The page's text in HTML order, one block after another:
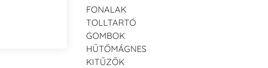
FONALAK
TOLLTARTÓ
GOMBOK
HŰTŐMÁGNES
KITŰZŐK